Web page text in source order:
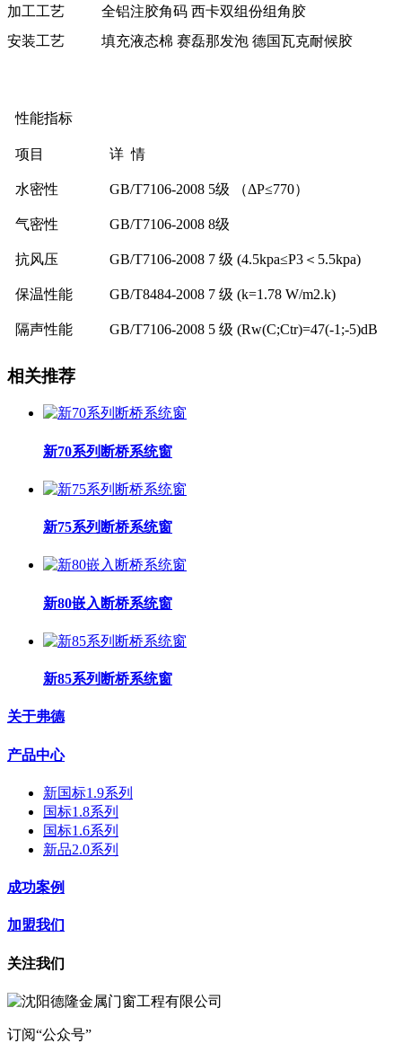
加工工艺
全铝注胶角码 西卡双组份组角胶
安装工艺
填充液态棉 赛磊那发泡 德国瓦克耐候胶
性能指标
项目 详 情
水密性 GB/T7106-2008 5级 （ΔP≤770）
气密性 GB/T7106-2008 8级
抗风压 GB/T7106-2008 7 级 (4.5kpa≤P3＜5.5kpa)
保温性能 GB/T8484-2008 7 级 (k=1.78 W/m2.k)
隔声性能 GB/T7106-2008 5 级 (Rw(C;Ctr)=47(-1;-5)dB
相关推荐
新70系列断桥系统窗
新75系列断桥系统窗
新80嵌入断桥系统窗
新85系列断桥系统窗
关于弗德
产品中心
新国标1.9系列
国标1.8系列
国标1.6系列
新品2.0系列
成功案例
加盟我们
关注我们
订阅“公众号”